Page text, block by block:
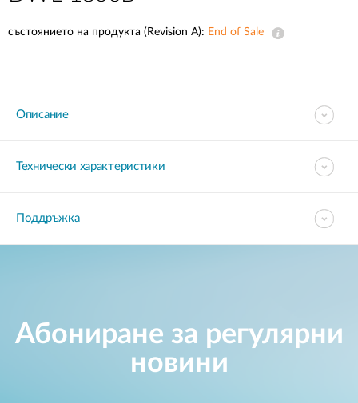
състоянието на продукта (Revision A): End of Sale
Описание
Технически характеристики
Поддръжка
Абониране за регулярни
новини